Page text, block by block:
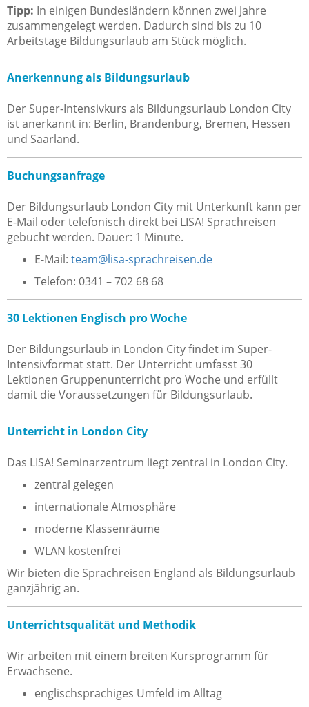
Tipp: In einigen Bundesländern können zwei Jahre
zusammengelegt werden. Dadurch sind bis zu 10
Arbeitstage Bildungsurlaub am Stück möglich.
Anerkennung als Bildungsurlaub
Der Super-Intensivkurs als Bildungsurlaub London City
ist anerkannt in: Berlin, Brandenburg, Bremen, Hessen
und Saarland.
Buchungsanfrage
Der Bildungsurlaub London City mit Unterkunft kann per
E-Mail oder telefonisch direkt bei LISA! Sprachreisen
gebucht werden. Dauer: 1 Minute.
E-Mail: team@lisa-sprachreisen.de
Telefon: 0341 – 702 68 68
30 Lektionen Englisch pro Woche
Der Bildungsurlaub in London City findet im Super-
Intensivformat statt. Der Unterricht umfasst 30
Lektionen Gruppenunterricht pro Woche und erfüllt
damit die Voraussetzungen für Bildungsurlaub.
Unterricht in London City
Das LISA! Seminarzentrum liegt zentral in London City.
zentral gelegen
internationale Atmosphäre
moderne Klassenräume
WLAN kostenfrei
Wir bieten die Sprachreisen England als Bildungsurlaub
ganzjährig an.
Unterrichtsqualität und Methodik
Wir arbeiten mit einem breiten Kursprogramm für
Erwachsene.
englischsprachiges Umfeld im Alltag